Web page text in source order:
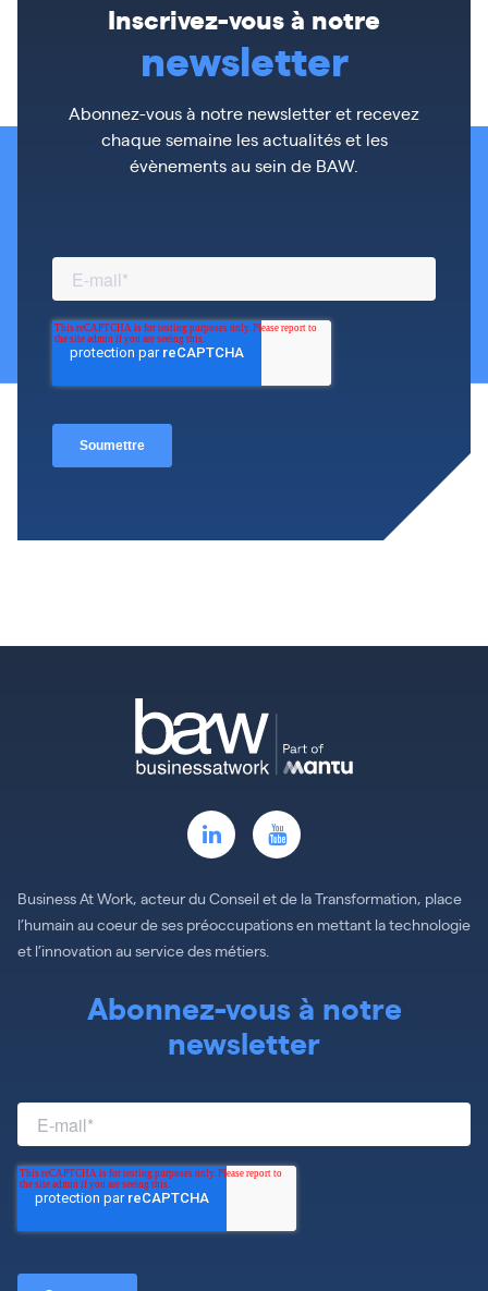
Inscrivez-vous à notre
newsletter
Abonnez-vous à notre newsletter et recevez
chaque semaine les actualités et les
évènements au sein de BAW.
Business At Work, acteur du Conseil et de la Transformation, place
l’humain au coeur de ses préoccupations en mettant la technologie
et l’innovation au service des métiers.
Abonnez-vous à notre
newsletter